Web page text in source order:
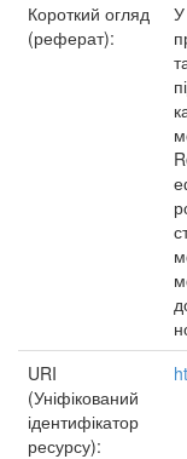
Короткий огляд
(реферат):
У
URI
(Уніфікований
ідентифікатор
ресурсу):